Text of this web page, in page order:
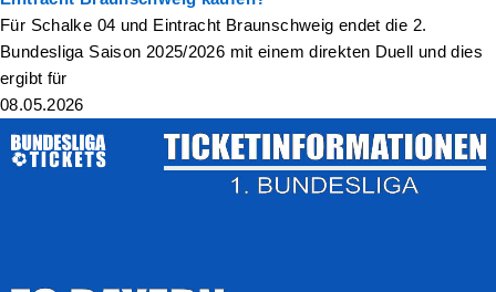
Für Schalke 04 und Eintracht Braunschweig endet die 2.
Bundesliga Saison 2025/2026 mit einem direkten Duell und dies
ergibt für
08.05.2026